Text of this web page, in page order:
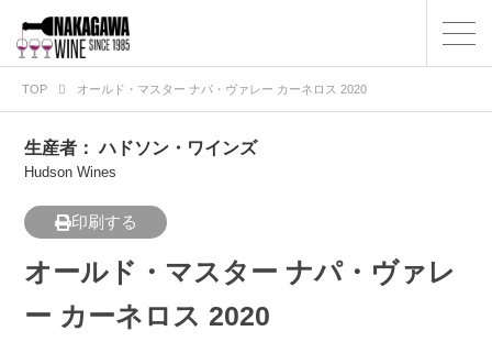
TOP オールド・マスター ナパ・ヴァレー カーネロス 2020
生産者：ハドソン・ワインズ
Hudson Wines
印刷する
オールド・マスター ナパ・ヴァレ
ー カーネロス 2020